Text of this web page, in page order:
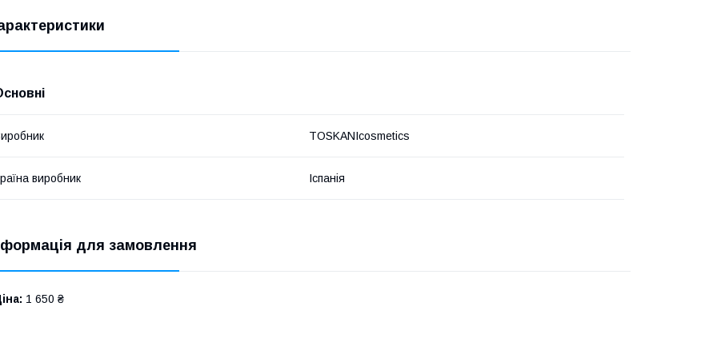
TOSKANIcosmetics
виробник Іспанія
для замовлення
1 650 ₴